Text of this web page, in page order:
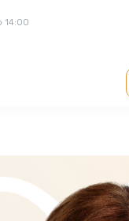
14:00